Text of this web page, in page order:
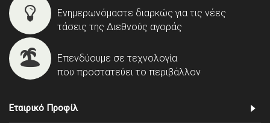
Ενημερωνόμαστε διαρκώς για τις νέες
τάσεις της Διεθνούς αγοράς
Επενδύουμε σε τεχνολογία
που προστατεύει το περιβάλλον
Εταιρικό Προφίλ